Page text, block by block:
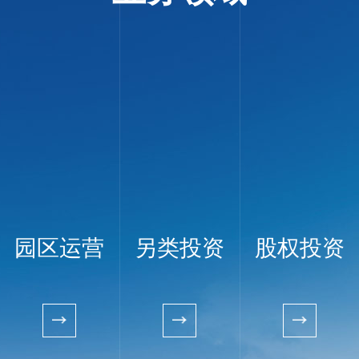
园区运营 另类投资 股权投资